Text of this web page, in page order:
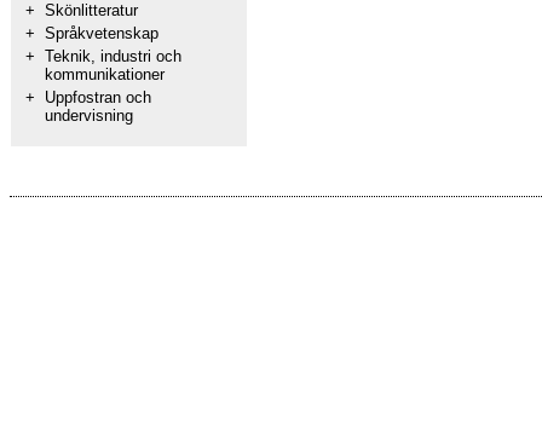
+ Skönlitteratur
+ Språkvetenskap
+ Teknik, industri och
kommunikationer
+
Uppfostran och
undervisning